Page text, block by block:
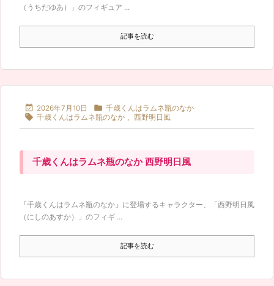
（うちだゆあ）」のフィギュア ...
記事を読む
 2026年7月10日  千歳くんはラムネ瓶のなか
 千歳くんはラムネ瓶のなか , 西野明日風
千歳くんはラムネ瓶のなか 西野明日風
『千歳くんはラムネ瓶のなか』に登場するキャラクター、「西野明日風
（にしのあすか）」のフィギ ...
記事を読む